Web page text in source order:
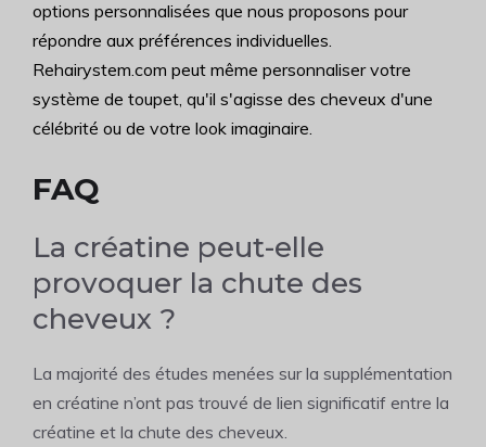
options personnalisées que nous proposons pour
répondre aux préférences individuelles.
Rehairystem.com peut même personnaliser votre
système de toupet, qu'il s'agisse des cheveux d'une
célébrité ou de votre look imaginaire.
FAQ
La créatine peut-elle
provoquer la chute des
cheveux ?
La majorité des études menées sur la supplémentation
en créatine n’ont pas trouvé de lien significatif entre la
créatine et la chute des cheveux.